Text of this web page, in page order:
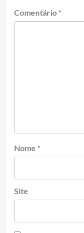
Comentário *
Nome *
Site